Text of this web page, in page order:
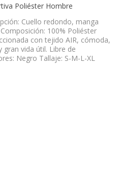
Poliéster Hombre
Cuello redondo, manga
100% Poliéster
con tejido AIR, cómoda,
vida útil. Libre de
Negro Tallaje: S-M-L-XL